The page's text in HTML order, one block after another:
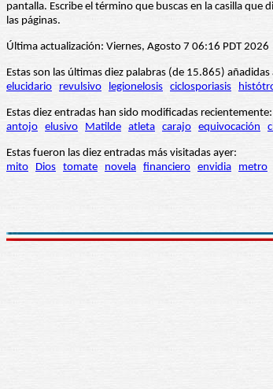
pantalla. Escribe el término que buscas en la casilla
las páginas.
Última actualización: Viernes, Agosto 7 06:16 PDT 2026
Estas son las últimas diez palabras (de 15.865) añadidas
elucidario
revulsivo legionelosis ciclosporiasis
Estas diez entradas han sido modificadas recientemente:
antojo elusivo Matilde atleta carajo equivocación
Estas fueron las diez entradas más visitadas ayer:
mito
Dios tomate novela financiero envidia metro